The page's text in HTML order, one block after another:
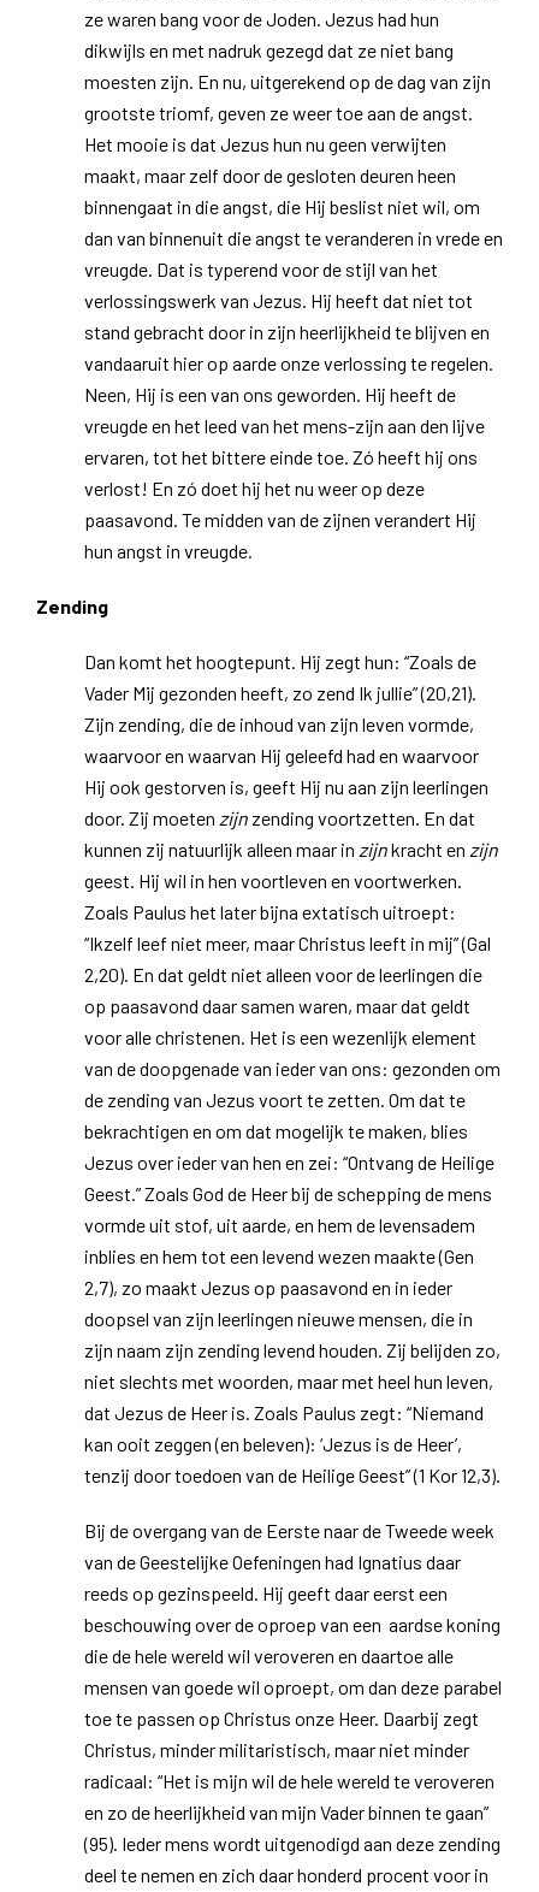
ze waren bang voor de Joden. Jezus had hun
dikwijls en met nadruk gezegd dat ze niet bang
moesten zijn. En nu, uitgerekend op de dag van zijn
grootste triomf, geven ze weer toe aan de angst.
Het mooie is dat Jezus hun nu geen verwijten
maakt, maar zelf door de gesloten deuren heen
binnengaat in die angst, die Hij beslist niet wil, om
dan van binnenuit die angst te veranderen in vrede en
vreugde. Dat is typerend voor de stijl van het
verlossingswerk van Jezus. Hij heeft dat niet tot
stand gebracht door in zijn heerlijkheid te blijven en
vandaaruit hier op aarde onze verlossing te regelen.
Neen, Hij is een van ons geworden. Hij heeft de
vreugde en het leed van het mens-zijn aan den lijve
ervaren, tot het bittere einde toe. Zó heeft hij ons
verlost! En zó doet hij het nu weer op deze
paasavond. Te midden van de zijnen verandert Hij
hun angst in vreugde.
Zending
Dan komt het hoogtepunt. Hij zegt hun: “Zoals de
Vader Mij gezonden heeft, zo zend Ik jullie” (20,21).
Zijn zending, die de inhoud van zijn leven vormde,
waarvoor en waarvan Hij geleefd had en waarvoor
Hij ook gestorven is, geeft Hij nu aan zijn leerlingen
door. Zij moeten zijn zending voortzetten. En dat
kunnen zij natuurlijk alleen maar in zijnkracht en zijn
geest. Hij wil in hen voortleven en voortwerken.
Zoals Paulus het later bijna extatisch uitroept:
“Ikzelf leef niet meer, maar Christus leeft in mij” (Gal
2,20). En dat geldt niet alleen voor de leerlingen die
op paasavond daar samen waren, maar dat geldt
voor alle christenen. Het is een wezenlijk element
van de doopgenade van ieder van ons: gezonden om
de zending van Jezus voort te zetten. Om dat te
bekrachtigen en om dat mogelijk te maken, blies
Jezus over ieder van hen en zei: “Ontvang de Heilige
Geest.” Zoals God de Heer bij de schepping de mens
vormde uit stof, uit aarde, en hem de levensadem
inblies en hem tot een levend wezen maakte (Gen
2,7), zo maakt Jezus op paasavond en in ieder
doopsel van zijn leerlingen nieuwe mensen, die in
zijn naam zijn zending levend houden. Zij belijden zo,
niet slechts met woorden, maar met heel hun leven,
dat Jezus de Heer is. Zoals Paulus zegt: “Niemand
kan ooit zeggen (en beleven): ‘Jezus is de Heer’,
tenzij door toedoen van de Heilige Geest” (1 Kor 12,3).
Bij de overgang van de Eerste naar de Tweede week
van de Geestelijke Oefeningen had Ignatius daar
reeds op gezinspeeld. Hij geeft daar eerst een
beschouwing over de oproep van een aardse koning
die de hele wereld wil veroveren en daartoe alle
mensen van goede wil oproept, om dan deze parabel
toe te passen op Christus onze Heer. Daarbij zegt
Christus, minder militaristisch, maar niet minder
radicaal: “Het is mijn wil de hele wereld te veroveren
en zo de heerlijkheid van mijn Vader binnen te gaan”
(95). Ieder mens wordt uitgenodigd aan deze zending
deel te nemen en zich daar honderd procent voor in